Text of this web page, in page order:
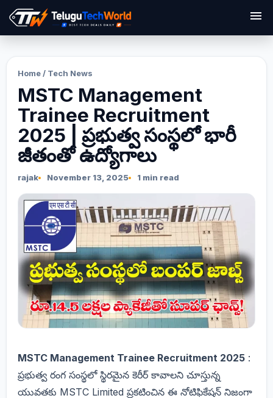
menu
Home / Tech News
MSTC Management
Trainee Recruitment
2025 | ప్రభుత్వ సంస్థలో భారీ
జీతంతో ఉద్యోగాలు
rajak November 13, 2025 1 min read
MSTC Management Trainee Recruitment 2025 :
ప్రభుత్వ రంగ సంస్థలో స్థిరమైన కెరీర్ కావాలని చూస్తున్న
యువతకు MSTC Limited ప్రకటించిన ఈ నోటిఫికేషన్ నిజంగా